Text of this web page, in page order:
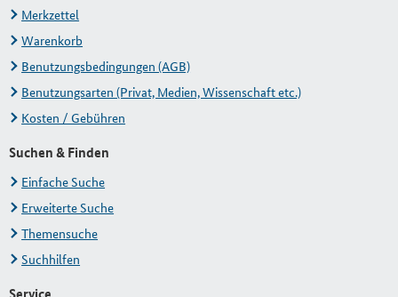
Merkzettel
Warenkorb
Benutzungsbedingungen (AGB)
Benutzungsarten (Privat, Medien, Wissenschaft etc.)
Kosten / Gebühren
Suchen & Finden
Einfache Suche
Erweiterte Suche
Themensuche
Suchhilfen